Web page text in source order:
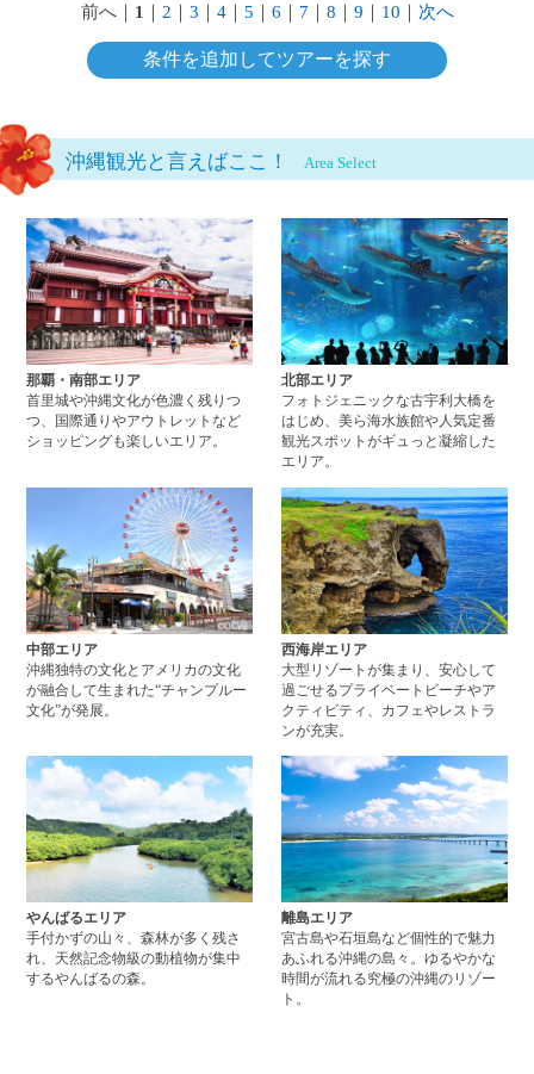
前へ｜ 1 2 3 4｜ 5 6 7 8 9 10 次へ
条件を追加してツアーを探す
沖縄観光と言えばここ！ Area Select
那覇・南部エリア
首里城や沖縄文化が色濃く残りつ
つ、国際通りやアウトレットなど
ショッピングも楽しいエリア。
那覇・南部エリアページへ
北部エリア
フォトジェニックな古宇利大橋を
はじめ、美ら海水族館や人気定番
観光スポットがギュっと凝縮した
エリア。
中部エリア
沖縄独特の文化とアメリカの文化
が融合して生まれた“チャンプルー
文化”が発展。
中部エリアページへ
西海岸エリア
大型リゾートが集まり、安心して
過ごせるプライベートビーチやア
クティビティ、カフェやレストラ
ンが充実。
やんばるエリア
手付かずの山々、森林が多く残さ
れ、天然記念物級の動植物が集中
するやんばるの森。
やんばるエリアページへ
離島エリア
宮古島や石垣島など個性的で魅力
あふれる沖縄の島々。ゆるやかな
時間が流れる究極の沖縄のリゾー
ト。